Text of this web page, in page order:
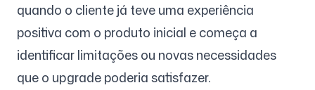
quando o cliente já teve uma experiência
positiva com o produto inicial e começa a
identificar limitações ou novas necessidades
que o upgrade poderia satisfazer.